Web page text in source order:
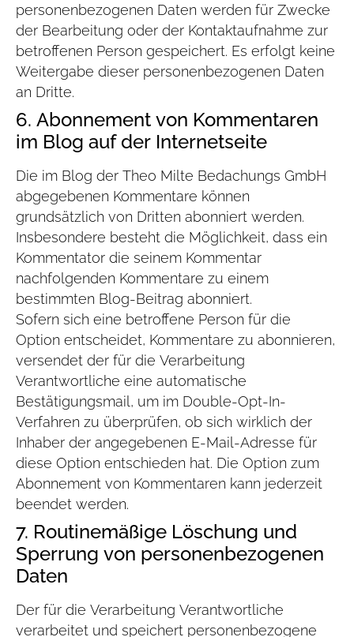
personenbezogenen Daten werden für Zwecke
der Bearbeitung oder der Kontaktaufnahme zur
betroffenen Person gespeichert. Es erfolgt keine
Weitergabe dieser personenbezogenen Daten
an Dritte.
6. Abonnement von Kommentaren
im Blog auf der Internetseite
Die im Blog der Theo Milte Bedachungs GmbH
abgegebenen Kommentare können
grundsätzlich von Dritten abonniert werden.
Insbesondere besteht die Möglichkeit, dass ein
Kommentator die seinem Kommentar
nachfolgenden Kommentare zu einem
bestimmten Blog-Beitrag abonniert.
Sofern sich eine betroffene Person für die
Option entscheidet, Kommentare zu abonnieren,
versendet der für die Verarbeitung
Verantwortliche eine automatische
Bestätigungsmail, um im Double-Opt-In-
Verfahren zu überprüfen, ob sich wirklich der
Inhaber der angegebenen E-Mail-Adresse für
diese Option entschieden hat. Die Option zum
Abonnement von Kommentaren kann jederzeit
beendet werden.
7. Routinemäßige Löschung und
Sperrung von personenbezogenen
Daten
Der für die Verarbeitung Verantwortliche
verarbeitet und speichert personenbezogene